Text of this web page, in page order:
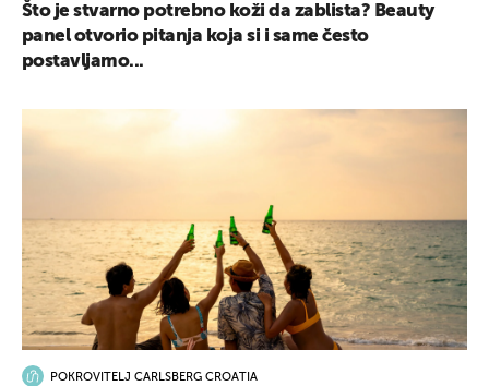
Što je stvarno potrebno koži da zablista? Beauty
panel otvorio pitanja koja si i same često
postavljamo...
POKROVITELJ CARLSBERG CROATIA